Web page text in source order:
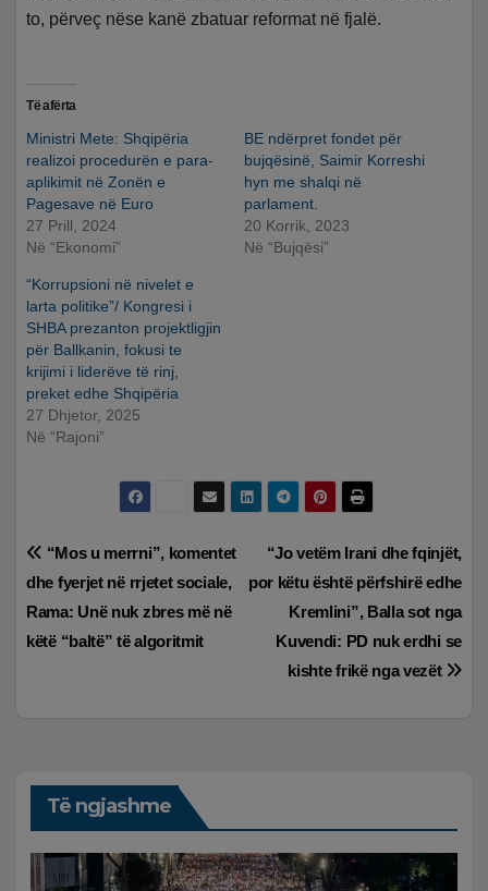
to, përveç nëse kanë zbatuar reformat në fjalë.
Të afërta
Ministri Mete: Shqipëria
realizoi procedurën e para-
aplikimit në Zonën e
Pagesave në Euro
27 Prill, 2024
Në “Ekonomi”
BE ndërpret fondet për
bujqësinë, Saimir Korreshi
hyn me shalqi në
parlament.
20 Korrik, 2023
Në “Bujqësi”
“Korrupsioni në nivelet e
larta politike”/ Kongresi i
SHBA prezanton projektligjin
për Ballkanin, fokusi te
krijimi i liderëve të rinj,
preket edhe Shqipëria
27 Dhjetor, 2025
Në “Rajoni”
Lëvizje
te
postimet
“Jo vetëm Irani dhe fqinjët,
por këtu është përfshirë edhe
Kremlini”, Balla sot nga
Kuvendi: PD nuk erdhi se
kishte frikë nga vezët
“Mos u merrni”, komentet
dhe fyerjet në rrjetet sociale,
Rama: Unë nuk zbres më në
këtë “baltë” të algoritmit
Të ngjashme